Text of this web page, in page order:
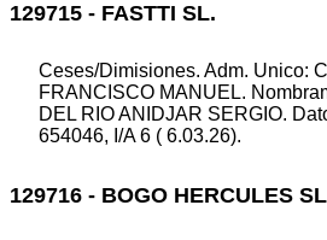
129715 - FASTTI SL.
Ceses/Dimisiones. Adm. Unico:
FRANCISCO MANUEL.
DEL RIO ANIDJAR SERGIO.
654046, I/A 6 ( 6.03.26).
129716 - BOGO HERCULES